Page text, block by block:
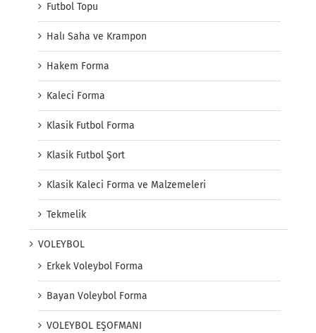
Futbol Topu
Halı Saha ve Krampon
Hakem Forma
Kaleci Forma
Klasik Futbol Forma
Klasik Futbol Şort
Klasik Kaleci Forma ve Malzemeleri
Tekmelik
VOLEYBOL
Erkek Voleybol Forma
Bayan Voleybol Forma
VOLEYBOL EŞOFMANI